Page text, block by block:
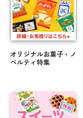
オリジナルお菓子・ノ
ベルティ特集